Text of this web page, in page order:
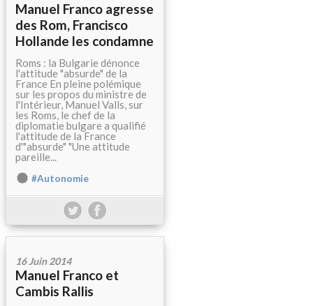
Manuel Franco agresse
des Rom, Francisco
Hollande les condamne
Roms : la Bulgarie dénonce
l'attitude "absurde" de la
France En pleine polémique
sur les propos du ministre de
l'Intérieur, Manuel Valls, sur
les Roms, le chef de la
diplomatie bulgare a qualifié
l'attitude de la France
d'"absurde" "Une attitude
pareille...
#Autonomie
16 Juin 2014
Manuel Franco et
Cambis Rallis